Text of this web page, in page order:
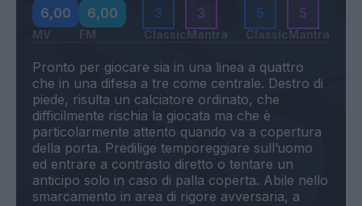
6,00
MV
6,00
FM
3
Classic
3
Mantra
5
Classic
5
Mantra
Pronto per giocare sia in una linea a quattro
che in una difesa a tre come centrale. Destro di
piede, risulta un calciatore ordinato, che
difficilmente rischia la giocata ma che è
particolarmente attento quando va a copertura
della porta. Predilige temporeggiare sull’uomo
ed entrare a contrasto diretto o tentare un
anticipo solo in caso di palla coperta. Abile nello
smarcamento in area di rigore avversaria, a